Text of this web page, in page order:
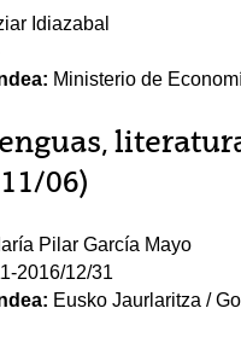
Idiazabal
Ministerio de
06)
Pilar García Mayo
2016/12/31
Eusko Jaurlaritza /